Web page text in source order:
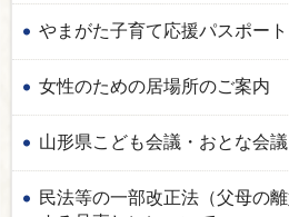
やまがた子育て応援パスポート
女性のための居場所のご案内
山形県こども会議・おとな会議
民法等の一部改正法（父母の